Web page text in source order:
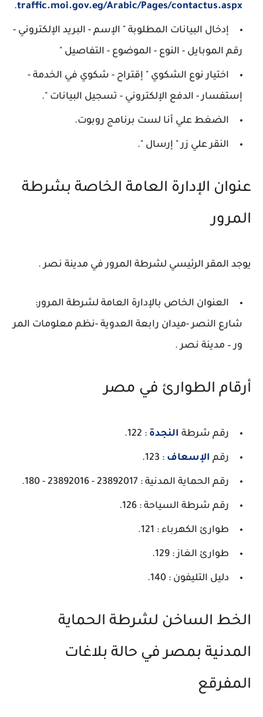
traffic.moi.gov.eg/Arabic/Pages/contactus.aspx
.
إدخال البيانات المطلوبة " الإسم - البريد الإلكتروني -
رقم الموبايل - النوع - الموضوع - التفاصيل "
اختيار نوع الشكوي " إقتراح - شكوي في الخدمة -
إستفسار - الدفع الإلكتروني - تسجيل البيانات ".
الضغط علي أنا لست برنامج روبوت.
النقر علي زر " إرسال ".
عنوان الإدارة العامة الخاصة بشرطة
المرور
يوجد المقر الرئيسي لشرطة المرور في مدينة نصر .
العنوان الخاص بالإدارة العامة لشرطة المرور:
شارع النصر -ميدان رابعة العدوية -نظم معلومات المر
ور – مدينة نصر .
أرقام الطوارئ في مصر
رقم شرطة النجدة : 122.
رقم الإسعاف : 123.
رقم الحماية المدنية : 23892017 - 23892016 - 180.
رقم شرطة السياحة : 126.
طوارئ الكهرباء : 121.
طوارئ الغاز : 129.
دليل التليفون : 140.
الخط الساخن لشرطة الحماية
المدنية بمصر في حالة بلاغات
المفرقع